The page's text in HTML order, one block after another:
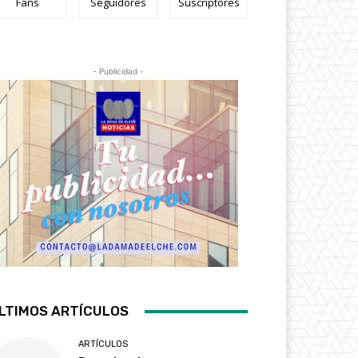
- Publicidad -
ARTÍCULOS
ARTÍCULOS